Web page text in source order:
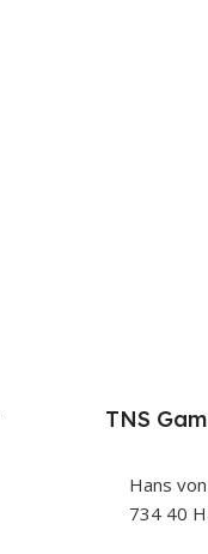
TNS
Hans
734 40